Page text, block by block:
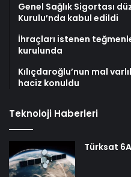
Genel Sağlık Sigortası
Kurulu’nda kabul edildi
İhraçları istenen
kurulunda
Kılıçdaroğlu’nun mal
haciz konuldu
Teknoloji Haberleri
Türksat